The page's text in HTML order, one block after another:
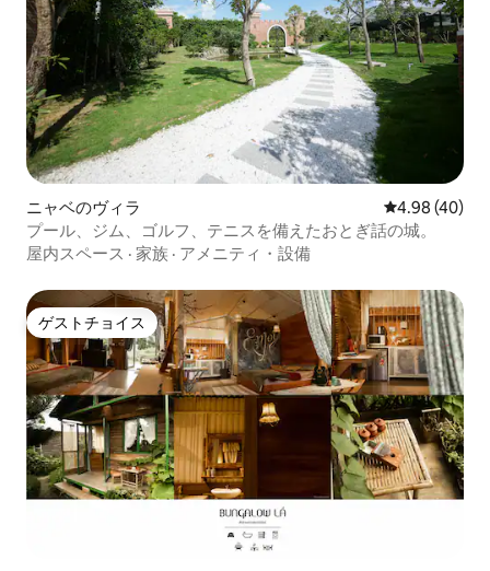
ニャベのヴィラ レビュー40
4.98 (40)
プール、ジム、ゴルフ、テニスを備えたおとぎ話の城。
屋内スペース · 家族 · アメニティ・設備
ゲストチョイス
ゲストチョイス